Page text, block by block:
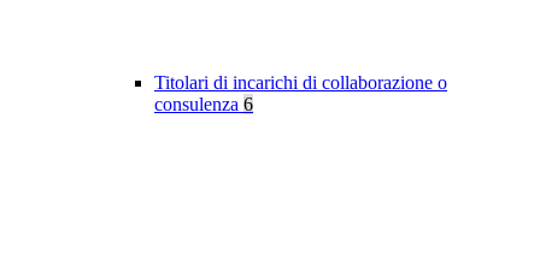
Titolari di incarichi di collaborazione o
consulenza 6